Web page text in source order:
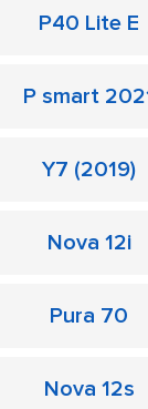
P40 Lite E
P smart
Y7 (2019)
Nova 12i
Pura 70
Nova 12s